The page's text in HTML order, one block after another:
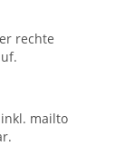
rechte
mailto